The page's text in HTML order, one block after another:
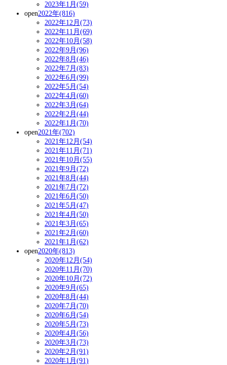
2023年1月(59)
open2022年(816)
2022年12月(73)
2022年11月(69)
2022年10月(58)
2022年9月(96)
2022年8月(46)
2022年7月(83)
2022年6月(99)
2022年5月(54)
2022年4月(60)
2022年3月(64)
2022年2月(44)
2022年1月(70)
open2021年(702)
2021年12月(54)
2021年11月(71)
2021年10月(55)
2021年9月(72)
2021年8月(44)
2021年7月(72)
2021年6月(50)
2021年5月(47)
2021年4月(50)
2021年3月(65)
2021年2月(60)
2021年1月(62)
open2020年(813)
2020年12月(54)
2020年11月(70)
2020年10月(72)
2020年9月(65)
2020年8月(44)
2020年7月(70)
2020年6月(54)
2020年5月(73)
2020年4月(56)
2020年3月(73)
2020年2月(91)
2020年1月(91)